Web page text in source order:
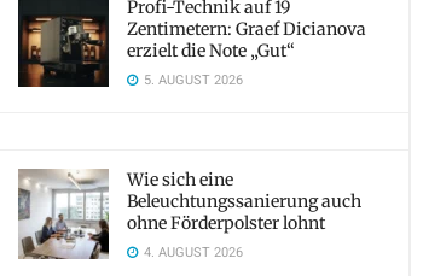
Profi-Technik auf 19
Zentimetern: Graef Dicianova
erzielt die Note „Gut“
5. AUGUST 2026
Wie sich eine
Beleuchtungssanierung auch
ohne Förderpolster lohnt
4. AUGUST 2026